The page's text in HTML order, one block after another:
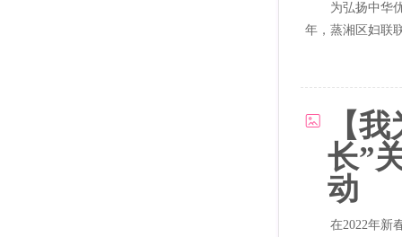
为弘扬中华
年，蒸湘区妇联
【
长”
动
在2022年新